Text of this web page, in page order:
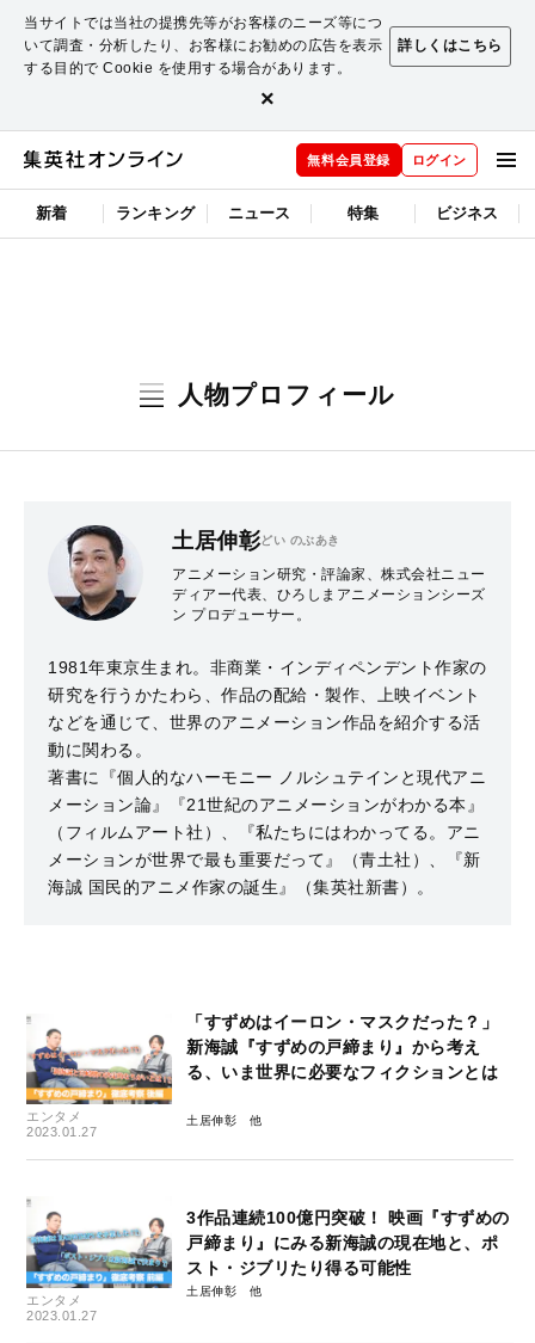
当サイトでは当社の提携先等がお客様のニーズ等につ
いて調査・分析したり、お客様にお勧めの広告を表示
する目的で Cookie を使用する場合があります。
詳しくはこちら
×
無料会員登録 ログイン
新着 ランキング ニュース 特集 ビジネス
人物プロフィール
土居伸彰どい のぶあき
アニメーション研究・評論家、株式会社ニュー
ディアー代表、ひろしまアニメーションシーズ
ン プロデューサー。
1981年東京生まれ。非商業・インディペンデント作家の
研究を行うかたわら、作品の配給・製作、上映イベント
などを通じて、世界のアニメーション作品を紹介する活
動に関わる。
著書に『個人的なハーモニー ノルシュテインと現代アニ
メーション論』『21世紀のアニメーションがわかる本』
（フィルムアート社）、『私たちにはわかってる。アニ
メーションが世界で最も重要だって』（青土社）、『新
海誠 国民的アニメ作家の誕生』（集英社新書）。
エンタメ
2023.01.27
「すずめはイーロン・マスクだった？」
新海誠『すずめの戸締まり』から考え
る、いま世界に必要なフィクションとは
土居伸彰
エンタメ
2023.01.27
3作品連続100億円突破！ 映画『すずめの
戸締まり』にみる新海誠の現在地と、ポ
スト・ジブリたり得る可能性
土居伸彰